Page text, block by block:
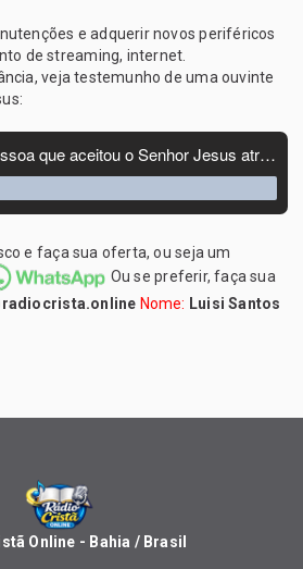
e adquerir novos periféricos
de streaming, internet.
veja testemunho de uma ouvinte
e faça sua oferta, ou seja um
Ou se preferir, faça sua
Nome: Luisi Santos
Online - Bahia / Brasil